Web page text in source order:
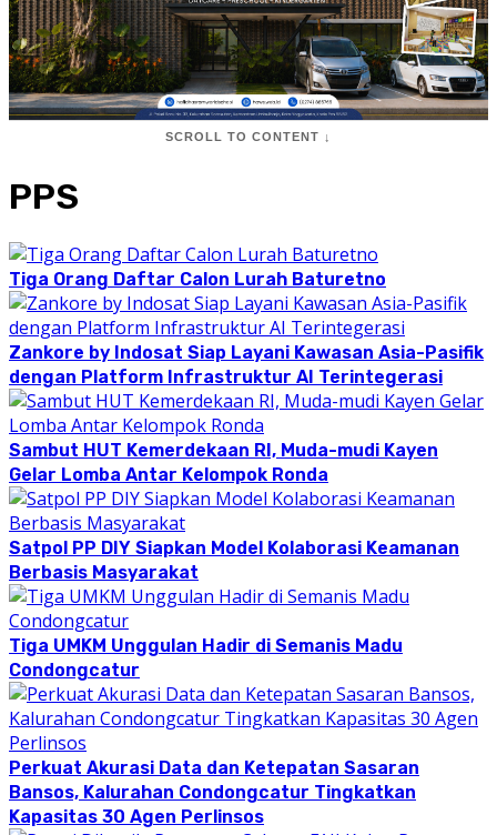
SCROLL TO CONTENT ↓
PPS
Tiga Orang Daftar Calon Lurah Baturetno
Zankore by Indosat Siap Layani Kawasan Asia-Pasifik
dengan Platform Infrastruktur AI Terintegerasi
Sambut HUT Kemerdekaan RI, Muda-mudi Kayen
Gelar Lomba Antar Kelompok Ronda
Satpol PP DIY Siapkan Model Kolaborasi Keamanan
Berbasis Masyarakat
Tiga UMKM Unggulan Hadir di Semanis Madu
Condongcatur
Perkuat Akurasi Data dan Ketepatan Sasaran
Bansos, Kalurahan Condongcatur Tingkatkan
Kapasitas 30 Agen Perlinsos